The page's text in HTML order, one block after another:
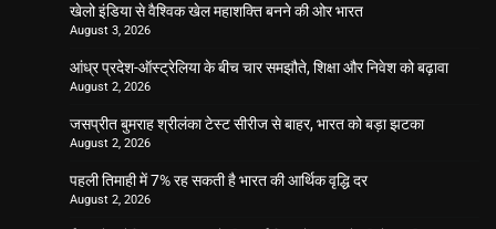
खेलो इंडिया से वैश्विक खेल महाशक्ति बनने की ओर भारत
August 3, 2026
आंध्र प्रदेश-ऑस्ट्रेलिया के बीच चार समझौते, शिक्षा और निवेश को बढ़ावा
August 2, 2026
जसप्रीत बुमराह श्रीलंका टेस्ट सीरीज से बाहर, भारत को बड़ा झटका
August 2, 2026
पहली तिमाही में 7% रह सकती है भारत की आर्थिक वृद्धि दर
August 2, 2026